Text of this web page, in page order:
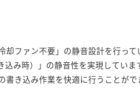
ファン不要」の静音設計を行っ
み時）」の静音性を実現してい
き込み作業を快適に行うことがで